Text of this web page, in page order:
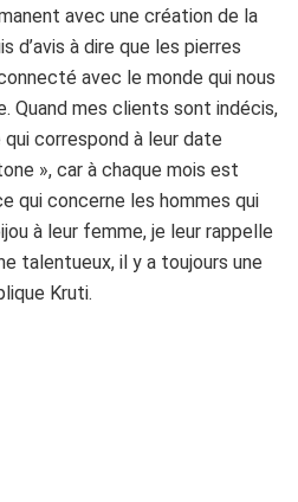
avec une création de la
d’avis à dire que les pierres
avec le monde qui nous
Quand mes clients sont indécis,
correspond à leur date
», car à chaque mois est
qui concerne les hommes qui
à leur femme, je leur rappelle
talentueux, il y a toujours une
Kruti.